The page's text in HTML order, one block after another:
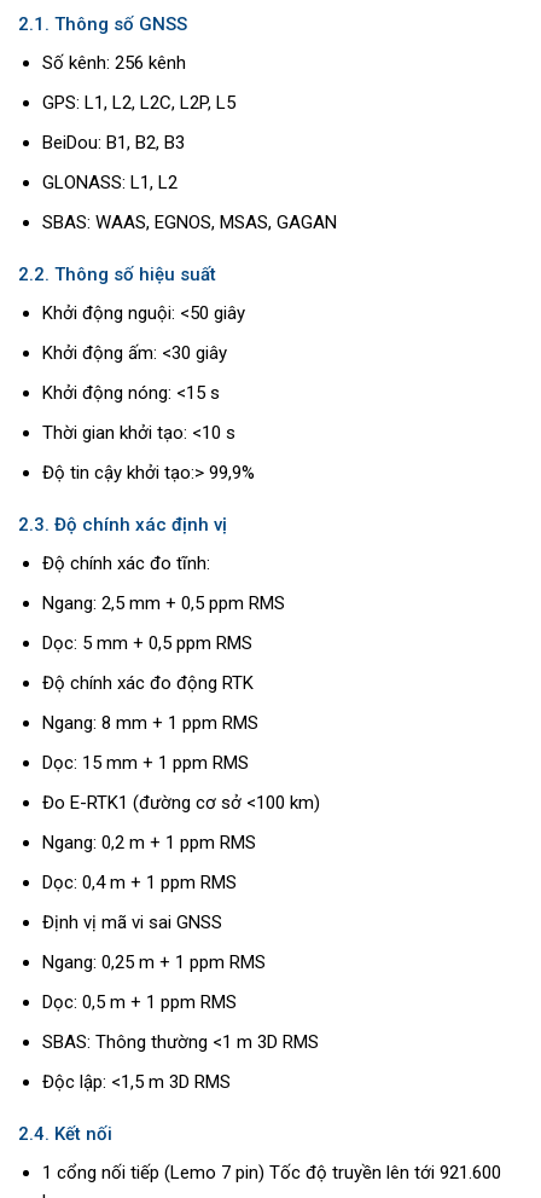
2.1. Thông số GNSS
Số kênh: 256 kênh
GPS: L1, L2, L2C, L2P, L5
BeiDou: B1, B2, B3
GLONASS: L1, L2
SBAS: WAAS, EGNOS, MSAS, GAGAN
2.2. Thông số hiệu suất
Khởi động nguội: <50 giây
Khởi động ấm: <30 giây
Khởi động nóng: <15 s
Thời gian khởi tạo: <10 s
Độ tin cậy khởi tạo:> 99,9%
2.3. Độ chính xác định vị
Độ chính xác đo tĩnh:
Ngang: 2,5 mm + 0,5 ppm RMS
Dọc: 5 mm + 0,5 ppm RMS
Độ chính xác đo động RTK
Ngang: 8 mm + 1 ppm RMS
Dọc: 15 mm + 1 ppm RMS
Đo E-RTK1 (đường cơ sở <100 km)
Ngang: 0,2 m + 1 ppm RMS
Dọc: 0,4 m + 1 ppm RMS
Định vị mã vi sai GNSS
Ngang: 0,25 m + 1 ppm RMS
Dọc: 0,5 m + 1 ppm RMS
SBAS: Thông thường <1 m 3D RMS
Độc lập: <1,5 m 3D RMS
2.4. Kết nối
1 cổng nối tiếp (Lemo 7 pin) Tốc độ truyền lên tới 921.600